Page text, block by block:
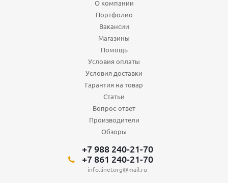
О компании
Портфолио
Вакансии
Магазины
Помощь
Условия оплаты
Условия доставки
Гарантия на товар
Статьи
Вопрос-ответ
Производители
Обзоры
+7 988 240-21-70
+7 861 240-21-70
info.linetorg@mail.ru